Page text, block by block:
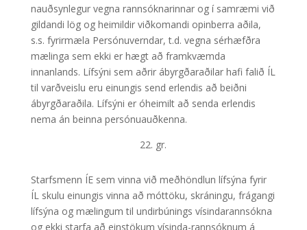
nauðsynlegur vegna rannsóknarinnar og í samræmi við
gildandi lög og heimildir viðkomandi opinberra aðila,
s.s. fyrirmæla Persónuverndar, t.d. vegna sérhæfðra
mælinga sem ekki er hægt að framkvæmda
innanlands. Lífsýni sem aðrir ábyrgðaraðilar hafi falið ÍL
til varðveislu eru einungis send erlendis að beiðni
ábyrgðaraðila. Lífsýni er óheimilt að senda erlendis
nema án beinna persónuauðkenna.
22. gr.
Starfsmenn ÍE sem vinna við meðhöndlun lífsýna fyrir
ÍL skulu einungis vinna að móttöku, skráningu, frágangi
lífsýna og mælingum til undirbúnings vísindarannsókna
og ekki starfa að einstökum vísinda-­rannsóknum á